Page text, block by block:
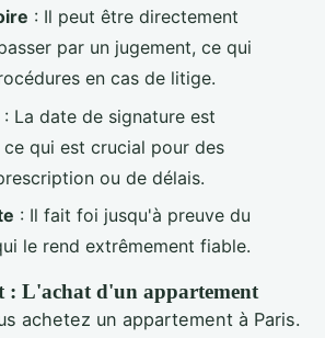
: Il peut être directement
par un jugement, ce qui
en cas de litige.
: La date de signature est
qui est crucial pour des
ou de délais.
: Il fait foi jusqu'à preuve du
le rend extrêmement fiable.
: L'achat d'un appartement
achetez un appartement à Paris.